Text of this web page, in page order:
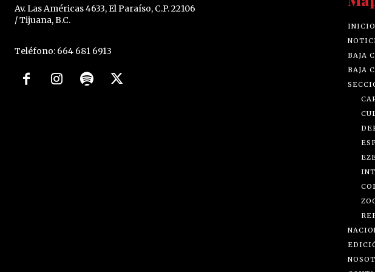
Av. Las Américas 4633, El Paraíso, C.P. 22106
/ Tijuana, B.C.
Teléfono: 664 681 6913
INICIO
BAJA
BAJA